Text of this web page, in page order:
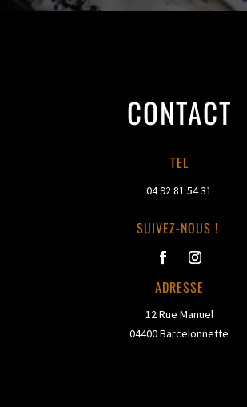
CONTACT
TEL
04 92 81 54 31
SUIVEZ-NOUS !
ADRESSE
12 Rue Manuel
04400 Barcelonnette